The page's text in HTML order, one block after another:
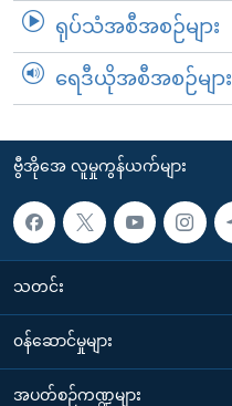
ရုပ်သံအစီအစဉ်များ
ရေဒီယိုအစီအစဉ်များ
ဗွီအိုအေ လူမှုကွန်ယက်များ
သတင်း
၀န်ဆောင်မှုများ
အပတ်စဉ်ကဏ္ဍများ